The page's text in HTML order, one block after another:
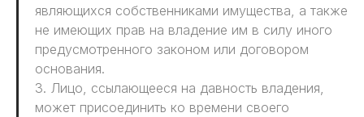
являющихся собственниками имущества, а также
не имеющих прав на владение им в силу иного
предусмотренного законом или договором
основания.
3. Лицо, ссылающееся на давность владения,
может присоединить ко времени своего